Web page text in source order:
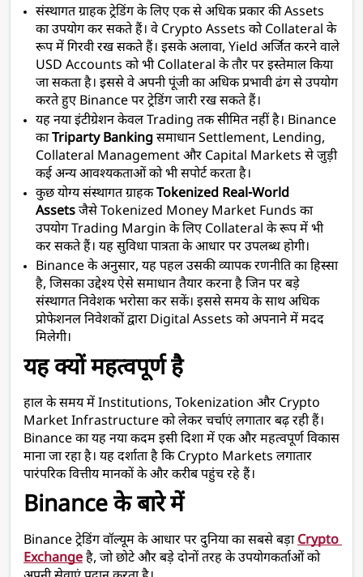
संस्थागत ग्राहक ट्रेडिंग के लिए एक से अधिक प्रकार की Assets
का उपयोग कर सकते हैं। वे Crypto Assets को Collateral के
रूप में गिरवी रख सकते हैं। इसके अलावा, Yield अर्जित करने वाले
USD Accounts को भी Collateral के तौर पर इस्तेमाल किया
जा सकता है। इससे वे अपनी पूंजी का अधिक प्रभावी ढंग से उपयोग
करते हुए Binance पर ट्रेडिंग जारी रख सकते हैं।
यह नया इंटीग्रेशन केवल Trading तक सीमित नहीं है। Binance
का Triparty Banking समाधान Settlement, Lending,
Collateral Management और Capital Markets से जुड़ी
कई अन्य आवश्यकताओं को भी सपोर्ट करता है।
कुछ योग्य संस्थागत ग्राहक Tokenized Real-World
Assets जैसे Tokenized Money Market Funds का
उपयोग Trading Margin के लिए Collateral के रूप में भी
कर सकते हैं। यह सुविधा पात्रता के आधार पर उपलब्ध होगी।
Binance के अनुसार, यह पहल उसकी व्यापक रणनीति का हिस्सा
है, जिसका उद्देश्य ऐसे समाधान तैयार करना है जिन पर बड़े
संस्थागत निवेशक भरोसा कर सकें। इससे समय के साथ अधिक
प्रोफेशनल निवेशकों द्वारा Digital Assets को अपनाने में मदद
मिलेगी।
यह क्यों महत्वपूर्ण है
हाल के समय में Institutions, Tokenization और Crypto
Market Infrastructure को लेकर चर्चाएं लगातार बढ़ रही हैं।
Binance का यह नया कदम इसी दिशा में एक और महत्वपूर्ण विकास
माना जा रहा है। यह दर्शाता है कि Crypto Markets लगातार
पारंपरिक वित्तीय मानकों के और करीब पहुंच रहे हैं।
Binance के बारे में
Binance ट्रेडिंग वॉल्यूम के आधार पर दुनिया का सबसे बड़ा Crypto
Exchange है, जो छोटे और बड़े दोनों तरह के उपयोगकर्ताओं को